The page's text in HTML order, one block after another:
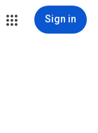
Sign in